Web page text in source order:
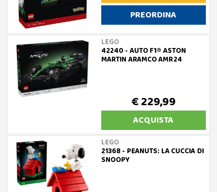
PREORDINA
LEGO
42240 - AUTO F1® ASTON
MARTIN ARAMCO AMR24
€ 229,99
ACQUISTA
LEGO
21368 - PEANUTS: LA CUCCIA DI
SNOOPY